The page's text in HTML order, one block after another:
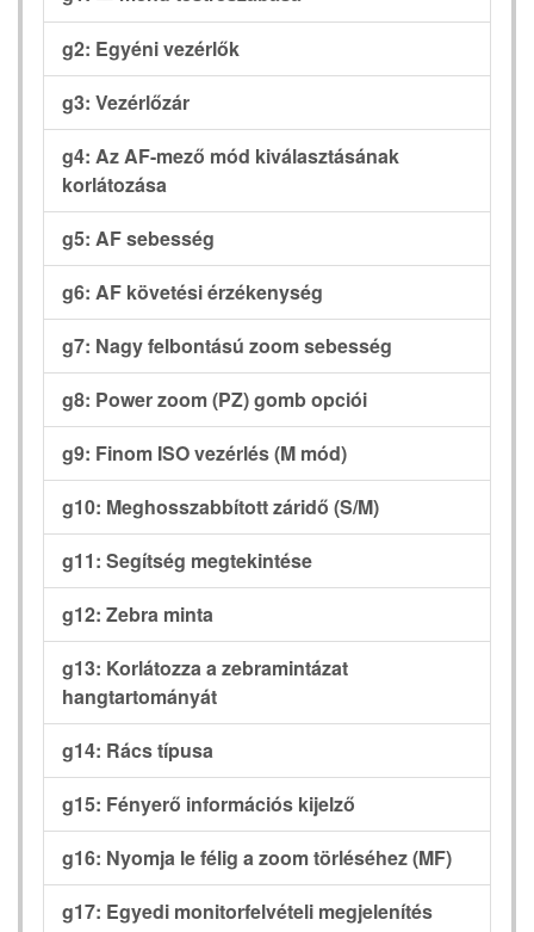
g2: Egyéni vezérlők
g3: Vezérlőzár
g4: Az AF-mező mód kiválasztásának
korlátozása
g5: AF sebesség
g6: AF követési érzékenység
g7: Nagy felbontású zoom sebesség
g8: Power zoom (PZ) gomb opciói
g9: Finom ISO vezérlés (M mód)
g10: Meghosszabbított záridő (S/M)
g11: Segítség megtekintése
g12: Zebra minta
g13: Korlátozza a zebramintázat
hangtartományát
g14: Rács típusa
g15: Fényerő információs kijelző
g16: Nyomja le félig a zoom törléséhez (MF)
g17: Egyedi monitorfelvételi megjelenítés